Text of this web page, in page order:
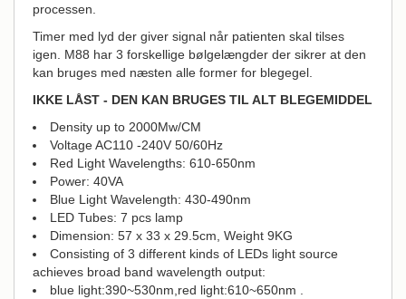
processen.
Timer med lyd der giver signal når patienten skal tilses
igen. M88 har 3 forskellige bølgelængder der sikrer at den
kan bruges med næsten alle former for blegegel.
IKKE LÅST - DEN KAN BRUGES TIL ALT BLEGEMIDDEL
Density up to 2000Mw/CM
Voltage AC110 -240V 50/60Hz
Red Light Wavelengths: 610-650nm
Power: 40VA
Blue Light Wavelength: 430-490nm
LED Tubes: 7 pcs lamp
Dimension: 57 x 33 x 29.5cm, Weight 9KG
Consisting of 3 different kinds of LEDs light source
achieves broad band wavelength output:
blue light:390~530nm,red light:610~650nm .